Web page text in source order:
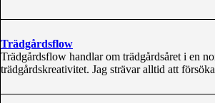
Trädgårdsflow
Trädgårdsflow handlar om trädgårdsåret i en
trädgårdskreativitet. Jag strävar alltid att